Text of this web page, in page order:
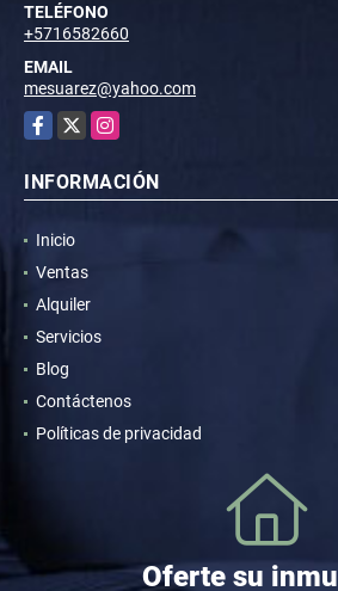
TELÉFONO
+5716582660
EMAIL
mesuarez@yahoo.com
Facebook
X Instagram
INFORMACIÓN
Inicio
Ventas
Alquiler
Servicios
Blog
Contáctenos
Políticas de privacidad
Oferte su